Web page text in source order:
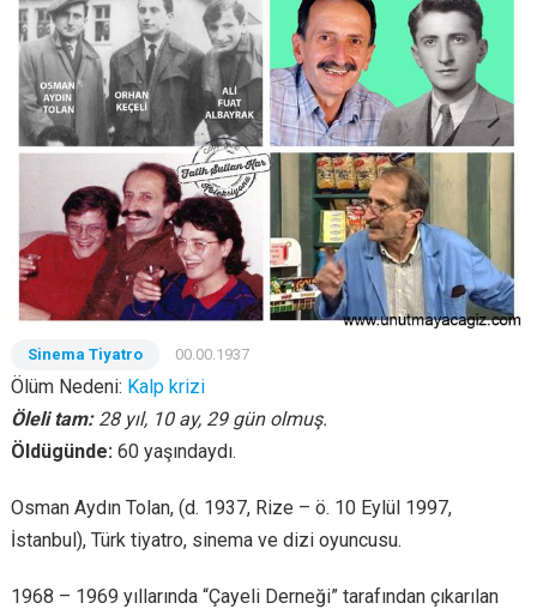
Sinema Tiyatro 00.00.1937
Ölüm Nedeni: Kalp krizi
Öleli tam: 28 yıl, 10 ay, 29 gün olmuş.
Öldügünde: 60 yaşındaydı.
Osman Aydın Tolan, (d. 1937, Rize – ö. 10 Eylül 1997,
İstanbul), Türk tiyatro, sinema ve dizi oyuncusu.
1968 – 1969 yıllarında “Çayeli Derneği” tarafından çıkarılan